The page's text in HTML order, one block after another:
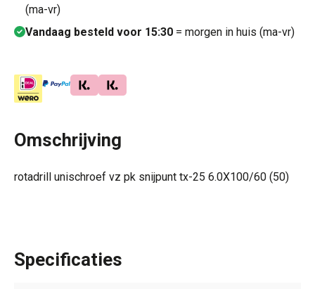
(ma-vr)
Vandaag besteld voor 15:30 = morgen in huis (ma-vr)
Omschrijving
rotadrill unischroef vz pk snijpunt tx-25 6.0X100/60 (50)
Specificaties